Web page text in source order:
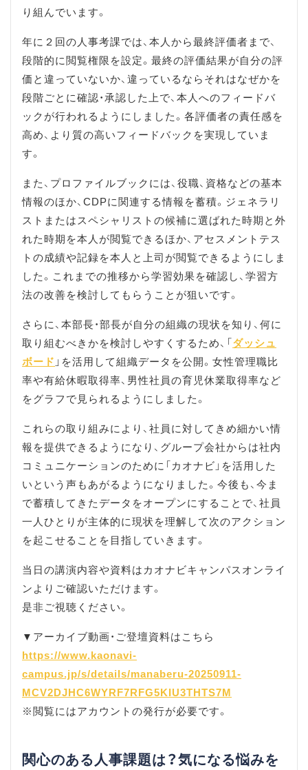
り組んでいます。
年に２回の人事考課では、本人から最終評価者まで、
段階的に閲覧権限を設定。最終の評価結果が自分の評
価と違っていないか、違っているならそれはなぜかを
段階ごとに確認・承認した上で、本人へのフィードバ
ックが行われるようにしました。各評価者の責任感を
高め、より質の高いフィードバックを実現していま
す。
また、プロファイルブックには、役職、資格などの基本
情報のほか、CDPに関連する情報を蓄積。ジェネラリ
ストまたはスペシャリストの候補に選ばれた時期と外
れた時期を本人が閲覧できるほか、アセスメントテス
トの成績や記録を本人と上司が閲覧できるようにしま
した。これまでの推移から学習効果を確認し、学習方
法の改善を検討してもらうことが狙いです。
さらに、本部長・部長が自分の組織の現状を知り、何に
取り組むべきかを検討しやすくするため、「ダッシュ
ボード」を活用して組織データを公開。女性管理職比
率や有給休暇取得率、男性社員の育児休業取得率など
をグラフで見られるようにしました。
これらの取り組みにより、社員に対してきめ細かい情
報を提供できるようになり、グループ会社からは社内
コミュニケーションのために「カオナビ」を活用した
いという声もあがるようになりました。今後も、今ま
で蓄積してきたデータをオープンにすることで、社員
一人ひとりが主体的に現状を理解して次のアクション
を起こせることを目指していきます。
当日の講演内容や資料はカオナビキャンパスオンライ
ンよりご確認いただけます。
是非ご視聴ください。
▼アーカイブ動画・ご登壇資料はこちら
https://www.kaonavi-
campus.jp/s/details/manaberu-20250911-
MCV2DJHC6WYRF7RFG5KIU3THTS7M
※閲覧にはアカウントの発行が必要です。
関心のある人事課題は？気になる悩みを